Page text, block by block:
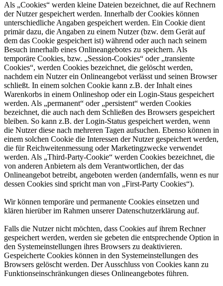
Als „Cookies“ werden kleine Dateien bezeichnet, die auf Rechnern
der Nutzer gespeichert werden. Innerhalb der Cookies können
unterschiedliche Angaben gespeichert werden. Ein Cookie dient
primär dazu, die Angaben zu einem Nutzer (bzw. dem Gerät auf
dem das Cookie gespeichert ist) während oder auch nach seinem
Besuch innerhalb eines Onlineangebotes zu speichern. Als
temporäre Cookies, bzw. „Session-Cookies“ oder „transiente
Cookies“, werden Cookies bezeichnet, die gelöscht werden,
nachdem ein Nutzer ein Onlineangebot verlässt und seinen Browser
schließt. In einem solchen Cookie kann z.B. der Inhalt eines
Warenkorbs in einem Onlineshop oder ein Login-Staus gespeichert
werden. Als „permanent“ oder „persistent“ werden Cookies
bezeichnet, die auch nach dem Schließen des Browsers gespeichert
bleiben. So kann z.B. der Login-Status gespeichert werden, wenn
die Nutzer diese nach mehreren Tagen aufsuchen. Ebenso können in
einem solchen Cookie die Interessen der Nutzer gespeichert werden,
die für Reichweitenmessung oder Marketingzwecke verwendet
werden. Als „Third-Party-Cookie“ werden Cookies bezeichnet, die
von anderen Anbietern als dem Verantwortlichen, der das
Onlineangebot betreibt, angeboten werden (andernfalls, wenn es nur
dessen Cookies sind spricht man von „First-Party Cookies“).
Wir können temporäre und permanente Cookies einsetzen und
klären hierüber im Rahmen unserer Datenschutzerklärung auf.
Falls die Nutzer nicht möchten, dass Cookies auf ihrem Rechner
gespeichert werden, werden sie gebeten die entsprechende Option in
den Systemeinstellungen ihres Browsers zu deaktivieren.
Gespeicherte Cookies können in den Systemeinstellungen des
Browsers gelöscht werden. Der Ausschluss von Cookies kann zu
Funktionseinschränkungen dieses Onlineangebotes führen.